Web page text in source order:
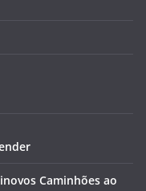
Caminhões ao